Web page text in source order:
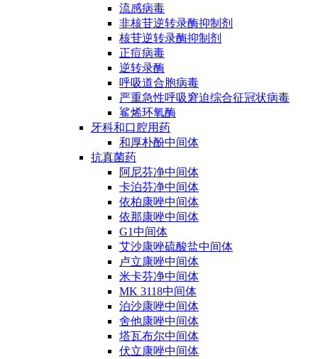
流感病毒
非核苷逆转录酶抑制剂
核苷逆转录酶抑制剂
正痘病毒
逆转录酶
呼吸道合胞病毒
严重急性呼吸窘迫综合征冠状病毒
鲨烯环氧酶
牙科和口腔用药
和厚朴酚中间体
抗真菌药
阿尼芬净中间体
卡泊芬净中间体
依柏康唑中间体
依那康唑中间体
G1中间体
艾沙康唑硫酸盐中间体
卢立康唑中间体
米卡芬净中间体
MK 3118中间体
泊沙康唑中间体
舍他康唑中间体
塔瓦布尔中间体
伏立康唑中间体